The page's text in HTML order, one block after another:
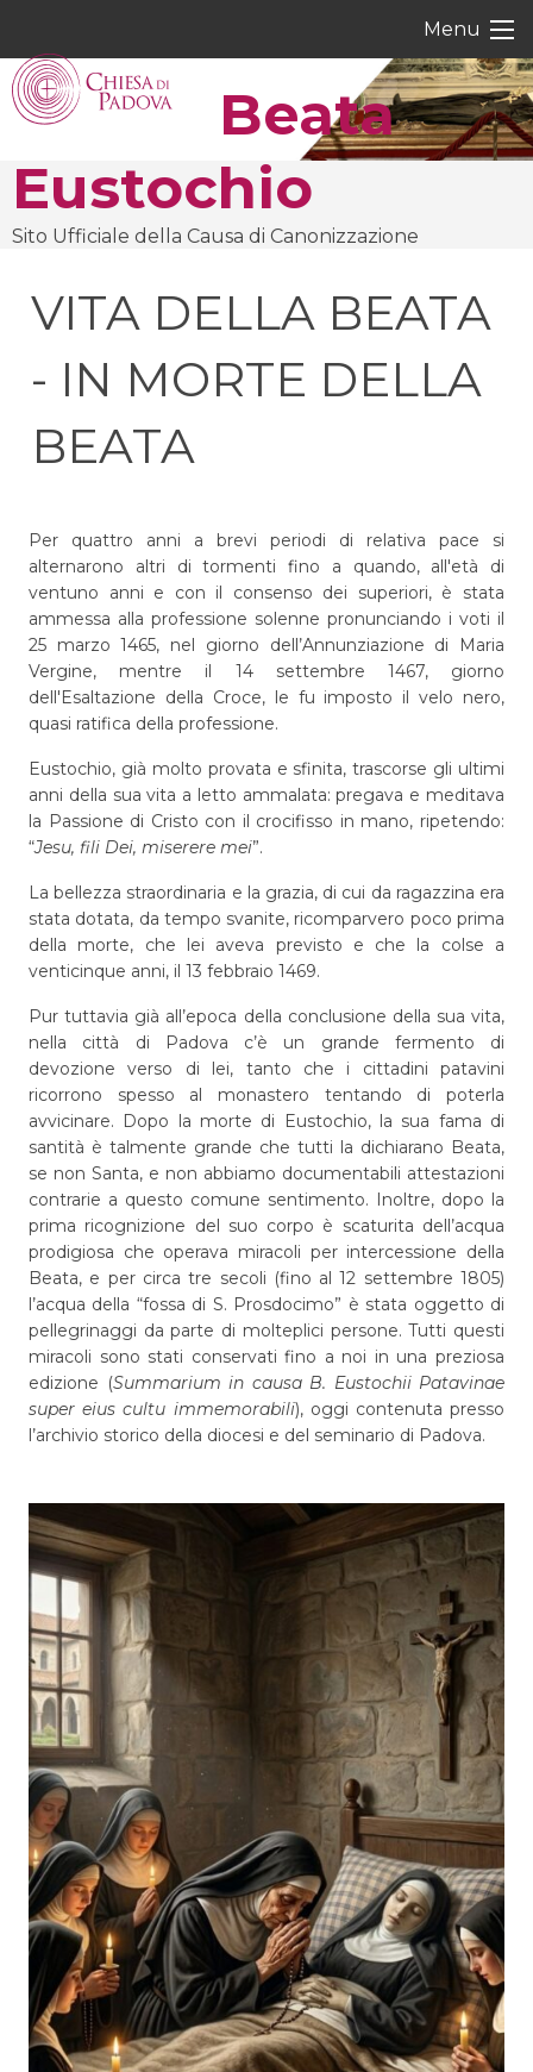
content
Menu
Beata
Eustochio
Sito Ufficiale della Causa di Canonizzazione
VITA DELLA BEATA
- IN MORTE DELLA
BEATA
Per quattro anni a brevi periodi di relativa pace si
alternarono altri di tormenti fino a quando, all'età di
ventuno anni e con il consenso dei superiori, è stata
ammessa alla professione solenne pronunciando i voti il
25 marzo 1465, nel giorno dell’Annunziazione di Maria
Vergine, mentre il 14 settembre 1467, giorno
dell'Esaltazione della Croce, le fu imposto il velo nero,
quasi ratifica della professione.
Eustochio, già molto provata e sfinita, trascorse gli ultimi
anni della sua vita a letto ammalata: pregava e meditava
la Passione di Cristo con il crocifisso in mano, ripetendo:
“Jesu, fili Dei, miserere mei”.
La bellezza straordinaria e la grazia, di cui da ragazzina era
stata dotata, da tempo svanite, ricomparvero poco prima
della morte, che lei aveva previsto e che la colse a
venticinque anni, il 13 febbraio 1469.
Pur tuttavia già all’epoca della conclusione della sua vita,
nella città di Padova c’è un grande fermento di
devozione verso di lei, tanto che i cittadini patavini
ricorrono spesso al monastero tentando di poterla
avvicinare. Dopo la morte di Eustochio, la sua fama di
santità è talmente grande che tutti la dichiarano Beata,
se non Santa, e non abbiamo documentabili attestazioni
contrarie a questo comune sentimento. Inoltre, dopo la
prima ricognizione del suo corpo è scaturita dell’acqua
prodigiosa che operava miracoli per intercessione della
Beata, e per circa tre secoli (fino al 12 settembre 1805)
l’acqua della “fossa di S. Prosdocimo” è stata oggetto di
pellegrinaggi da parte di molteplici persone. Tutti questi
miracoli sono stati conservati fino a noi in una preziosa
edizione (Summarium in causa B. Eustochii Patavinae
super eius cultu immemorabili), oggi contenuta presso
l’archivio storico della diocesi e del seminario di Padova.